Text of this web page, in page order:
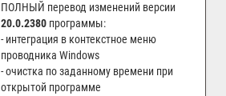
ПОЛНЫЙ перевод изменений версии
20.0.2380 программы:
- интеграция в контекстное меню
проводника Windows
- очистка по заданному времени при
открытой программе